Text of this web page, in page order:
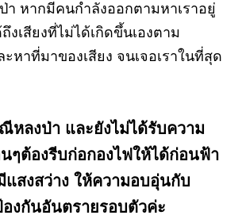
า หากมีคนกำลังออกตามหาเราอยู่
งเสียงที่ไม่ได้เกิดขึ้นเองตาม
หาที่มาของเสียง จนเจอเราในที่สุด
หลงป่า และยังไม่ได้รับความ
ๆต้องรีบก่อกองไฟให้ได้ก่อนฟ้า
แสงสว่าง ให้ความอบอุ่นกับ
องกันอันตรายรอบตัวค่ะ